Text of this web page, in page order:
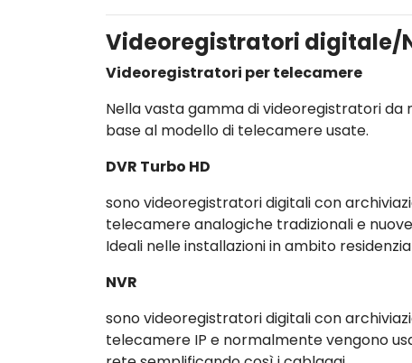
Videoregistratori digitale/
Videoregistratori per telecamere
Nella vasta gamma di videoregistratori
base al modello di telecamere usate.
DVR Turbo HD
sono videoregistratori digitali con
telecamere analogiche tradizionali e
Ideali nelle installazioni in ambito
NVR
sono videoregistratori digitali con
telecamere IP e normalmente vengono